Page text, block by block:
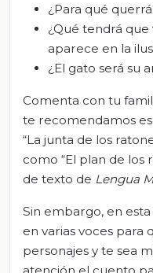
¿Para qué
¿Qué tendrá
aparece en la
¿El gato será su
Comenta con tu
te recomendamos
“La junta de los
como “El plan de los
de texto de Lengua
Sin embargo, en
en varias voces para
personajes y te sea